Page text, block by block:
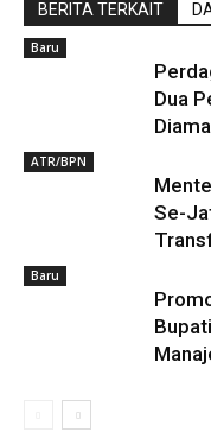
BERITA TERKAIT
Baru
Dua
ATR/BPN
Se-
Baru